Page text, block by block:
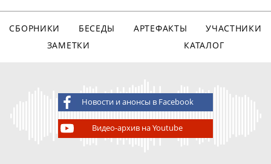
СБОРНИКИ БЕСЕДЫ АРТЕФАКТЫ
УЧАСТНИКИ
ЗАМЕТКИ
КАТАЛОГ
Новости и анонсы в Facebook
Видео-архив на Youtube